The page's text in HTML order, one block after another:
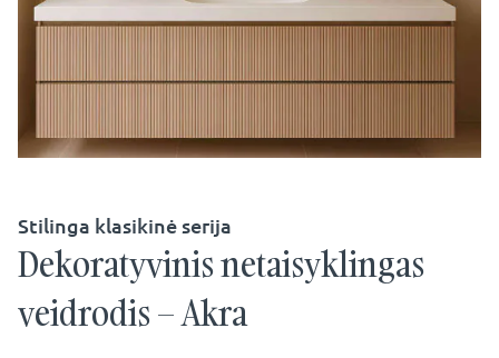
Stilinga klasikinė serija
Dekoratyvinis netaisyklingas
veidrodis – Akra